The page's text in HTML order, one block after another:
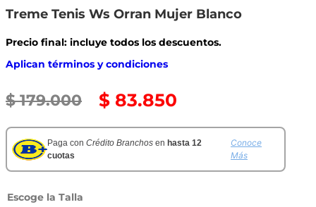
Treme Tenis Ws Orran Mujer Blanco
Precio final: incluye todos los descuentos.
Aplican términos y condiciones
$ 179.000 $ 83.850
Paga con Crédito Branchos en hasta 12
cuotas
Conoce
Más
Talla